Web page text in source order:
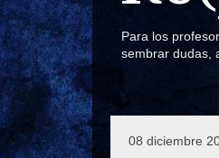
Para los
sembrar dudas,
08 diciembre